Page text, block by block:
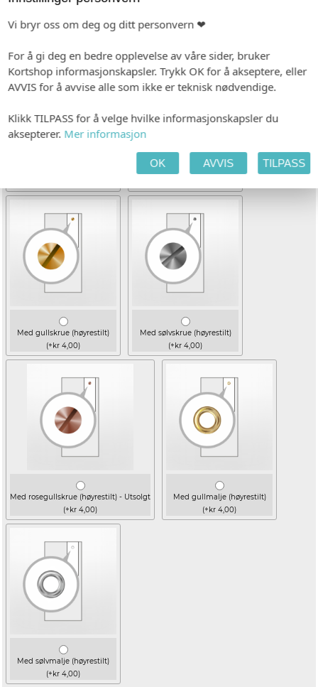
Uten hull (høyrestilt)
Med gullskrue (høyrestilt)
(+kr 4,00)
Med sølvskrue (høyrestilt)
(+kr 4,00)
Med rosegullskrue (høyrestilt) - Utsolgt
(+kr 4,00)
Med gullmalje (høyrestilt)
(+kr 4,00)
Med sølvmalje (høyrestilt)
(+kr 4,00)
Vi bryr oss om deg og ditt personvern ❤
For å gi deg en bedre opplevelse av våre sider, bruker
Kortshop informasjonskapsler. Trykk OK for å akseptere, eller
AVVIS for å avvise alle som ikke er teknisk nødvendige.
Klikk TILPASS for å velge hvilke informasjonskapsler du
aksepterer. Mer informasjon
OK AVVIS TILPASS